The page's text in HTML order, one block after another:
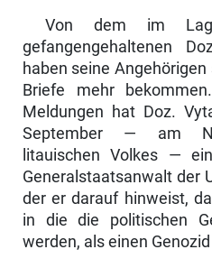
Von dem im
gefangengehaltenen
haben seine
Briefe mehr
Meldungen hat Doz.
September — am
litauischen Volkes —
Generalstaatsanwalt der
der er darauf hinweist,
in die die politischen
werden, als einen